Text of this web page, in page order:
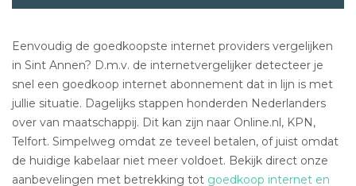
Eenvoudig de goedkoopste internet providers vergelijken
in Sint Annen? D.m.v. de internetvergelijker detecteer je
snel een goedkoop internet abonnement dat in lijn is met
jullie situatie. Dagelijks stappen honderden Nederlanders
over van maatschappij. Dit kan zijn naar Online.nl, KPN,
Telfort. Simpelweg omdat ze teveel betalen, of juist omdat
de huidige kabelaar niet meer voldoet. Bekijk direct onze
aanbevelingen met betrekking tot goedkoop internet en